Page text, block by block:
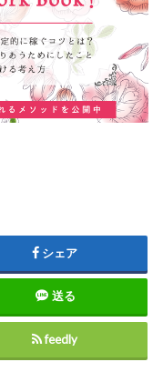
シェア
送る
feedly